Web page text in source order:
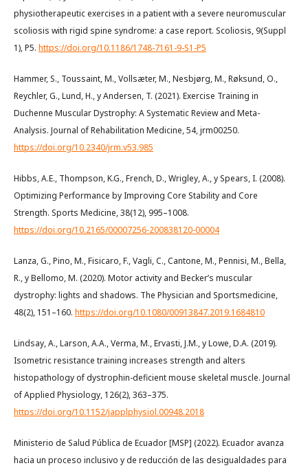
physiotherapeutic exercises in a patient with a severe neuromuscular
scoliosis with rigid spine syndrome: a case report. Scoliosis, 9(Suppl
1), P5. https://doi.org/10.1186/1748-7161-9-S1-P5
Hammer, S., Toussaint, M., Vollsæter, M., Nesbjørg, M., Røksund, O.,
Reychler, G., Lund, H., y Andersen, T. (2021). Exercise Training in
Duchenne Muscular Dystrophy: A Systematic Review and Meta-
Analysis. Journal of Rehabilitation Medicine, 54, jrm00250.
https://doi.org/10.2340/jrm.v53.985
Hibbs, A.E., Thompson, K.G., French, D., Wrigley, A., y Spears, I. (2008).
Optimizing Performance by Improving Core Stability and Core
Strength. Sports Medicine, 38(12), 995–1008.
https://doi.org/10.2165/00007256-200838120-00004
Lanza, G., Pino, M., Fisicaro, F., Vagli, C., Cantone, M., Pennisi, M., Bella,
R., y Bellomo, M. (2020). Motor activity and Becker’s muscular
dystrophy: lights and shadows. The Physician and Sportsmedicine,
48(2), 151–160. https://doi.org/10.1080/00913847.2019.1684810
Lindsay, A., Larson, A.A., Verma, M., Ervasti, J.M., y Lowe, D.A. (2019).
Isometric resistance training increases strength and alters
histopathology of dystrophin-deficient mouse skeletal muscle. Journal
of Applied Physiology, 126(2), 363–375.
https://doi.org/10.1152/japplphysiol.00948.2018
Ministerio de Salud Pública de Ecuador [MSP] (2022). Ecuador avanza
hacia un proceso inclusivo y de reducción de las desigualdades para